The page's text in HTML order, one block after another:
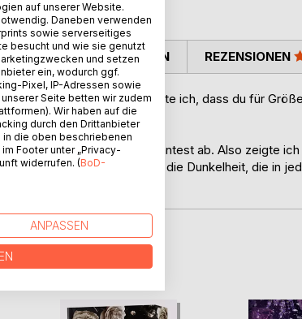
das erste Mal sah, wusste ich, dass du für
der Finsternis, doch du lehntest ab. Also zeigte
die Wahrheit über die Dunkelheit, die in
IN PRESSESTIMMEN REZENSIONEN
BEIBoD
auf unserer Website.
Daneben verwenden
sowie serverseitiges
besucht und wie sie genutzt
und setzen
ein, wodurch ggf.
Pixel, IP-Adressen sowie
Seite betten wir zudem
Wir haben auf die
durch den Drittanbieter
in die oben beschriebenen
Footer unter „Privacy-
widerrufen. (BoD-
ANPASSEN